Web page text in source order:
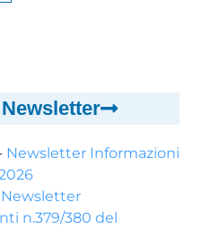
Newsletter Informazioni
Newsletter
n.379/380 del